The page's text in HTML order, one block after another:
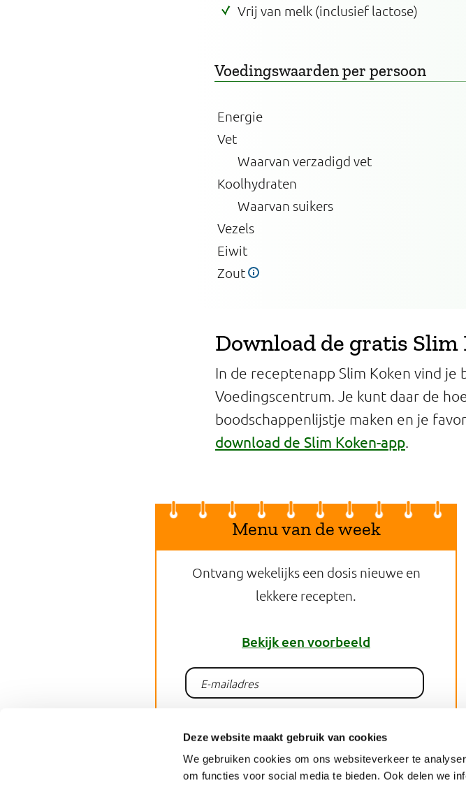
Deze website maakt gebruik van cookies
We gebruiken cookies om ons websiteverkeer te
om functies voor social media te bieden. Ook delen we
Vrij van melk (inclusief lactose)
Voedingswaardenper persoon
Energie
Vet
Waarvan verzadigd vet
Koolhydraten
Waarvan suikers
Vezels
Eiwit
Zout
Download de gratis Slim
In de receptenapp Slim Koken vind
Voedingscentrum. Je kunt daar de
boodschappenlijstje maken en je
download de Slim Koken-app
Menu van de week
Ontvang wekelijks een dosis nieuwe en
lekkere recepten.
Bekijk een voorbeeld